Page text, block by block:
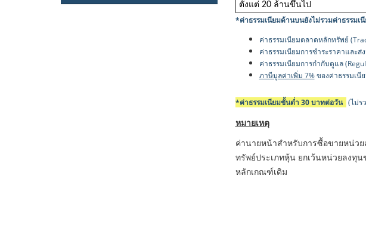
ตั้งแต่ 20 ล้านขึ้นไป
*ค่าธรรมเนียมด้านบนยังไม่รวมค่าธรรมเ
ค่าธรรมเนียมตลาดหลักทรัพย์
ค่าธรรมเนียมการชำระราคาและ
ค่าธรรมเนียมการกำกับดูแล
ภาษีมูลค่าเพิ่ม 7%ของค่าธรรมเนี
*ค่าธรรมเนียมขั้นต่ำ 30 บาทต่อวัน (ไม่ร
หมายเหตุ
ค่านายหน้าสำหรับการซื้อขายหน่ว
ทรัพย์ประเภทหุ้น ยกเว้นหน่วยลงทุ
หลักเกณฑ์เดิม